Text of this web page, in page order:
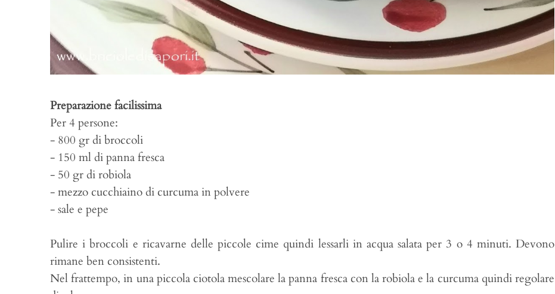
Preparazione facilissima
Per 4 persone:
- 800 gr di broccoli
- 150 ml di panna fresca
- 50 gr di robiola
- mezzo cucchiaino di curcuma in polvere
- sale e pepe
Pulire i broccoli e ricavarne delle piccole cime quindi lessarli in acqua salata per 3 o 4 minuti. Devono
rimane ben consistenti.
Nel frattempo, in una piccola ciotola mescolare la panna fresca con la robiola e la curcuma quindi regolare